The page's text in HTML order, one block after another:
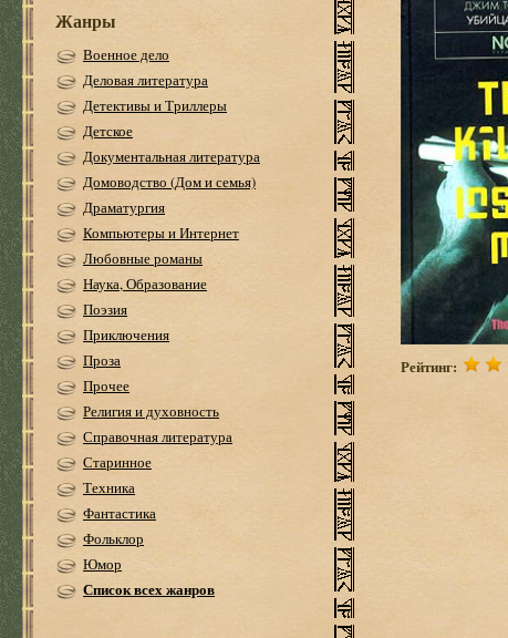
Жанры
Военное дело
Деловая литература
Детективы и Триллеры
Детское
Документальная литература
Домоводство (Дом и семья)
Драматургия
Компьютеры и Интернет
Любовные романы
Наука, Образование
Поэзия
Приключения
Проза
Прочее
Религия и духовность
Справочная литература
Старинное
Техника
Фантастика
Фольклор
Юмор
Список всех жанров
Рейтинг: